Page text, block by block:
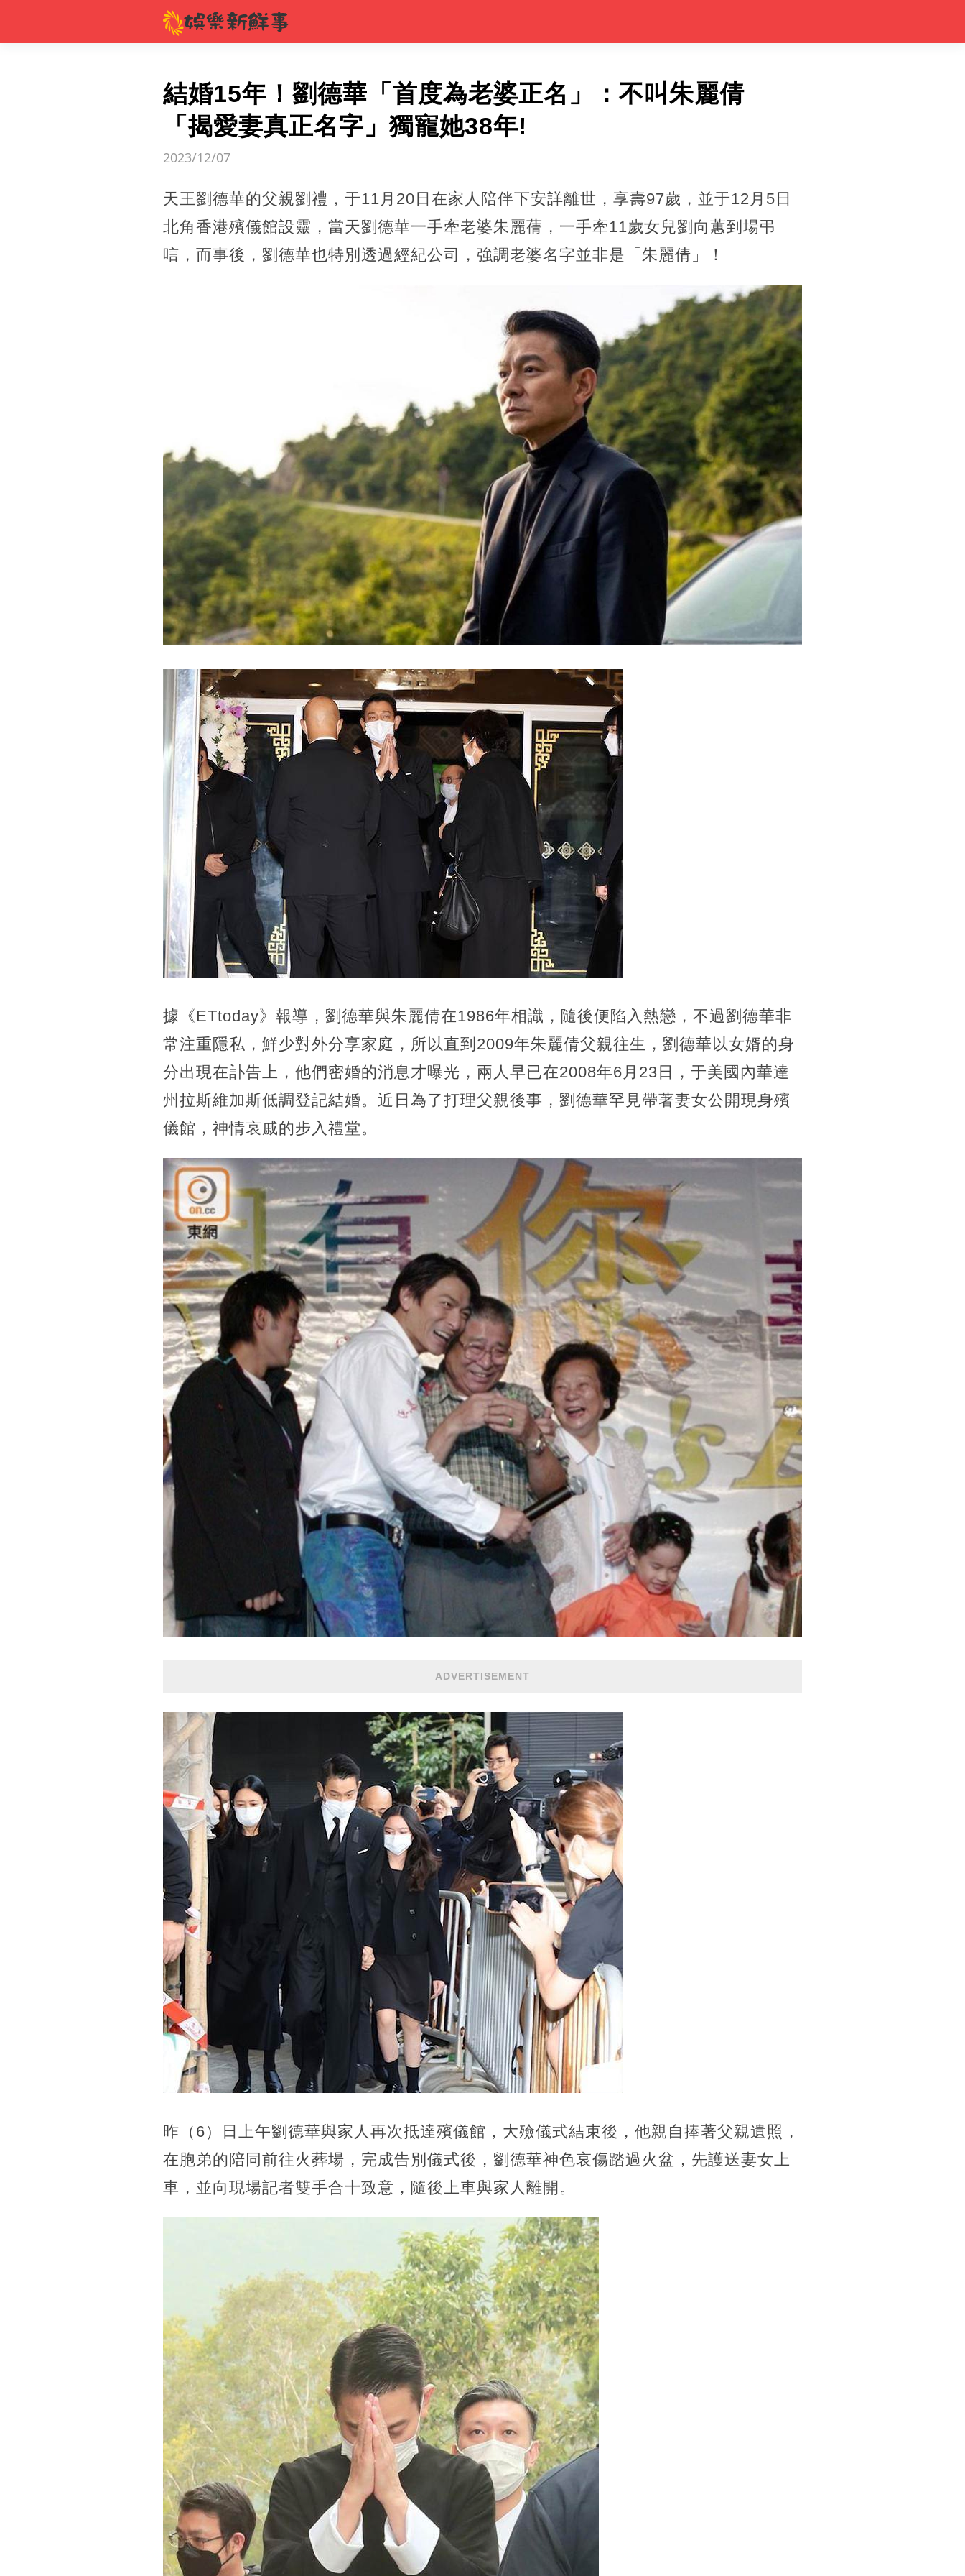
結婚15年！劉德華「首度為老婆正名」：不叫朱麗倩
「揭愛妻真正名字」獨寵她38年!
2023/12/07
天王劉德華的父親劉禮，于11月20日在家人陪伴下安詳離世，享壽97歲，並于12月5日
北角香港殯儀館設靈，當天劉德華一手牽老婆朱麗蒨，一手牽11歲女兒劉向蕙到場弔
唁，而事後，劉德華也特別透過經紀公司，強調老婆名字並非是「朱麗倩」！
據《ETtoday》報導，劉德華與朱麗倩在1986年相識，隨後便陷入熱戀，不過劉德華非
常注重隱私，鮮少對外分享家庭，所以直到2009年朱麗倩父親往生，劉德華以女婿的身
分出現在訃告上，他們密婚的消息才曝光，兩人早已在2008年6月23日，于美國內華達
州拉斯維加斯低調登記結婚。近日為了打理父親後事，劉德華罕見帶著妻女公開現身殯
儀館，神情哀戚的步入禮堂。
ADVERTISEMENT
昨（6）日上午劉德華與家人再次抵達殯儀館，大殮儀式結束後，他親自捧著父親遺照，
在胞弟的陪同前往火葬場，完成告別儀式後，劉德華神色哀傷踏過火盆，先護送妻女上
車，並向現場記者雙手合十致意，隨後上車與家人離開。